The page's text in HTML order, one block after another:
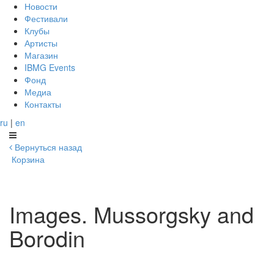
Новости
Фестивали
Клубы
Артисты
Магазин
IBMG Events
Фонд
Медиа
Контакты
ru | en
Вернуться назад
Корзина
Images. Mussorgsky and
Borodin